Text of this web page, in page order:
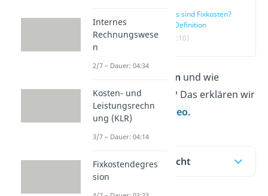
Was sind Fixkosten?
— Definition
(00:10)
Fixkosten und wie
berechnest du sie? Das erklären wir
dir hier und im
Video.
Inhaltsübersicht
Internes
Rechnungswese
n
2/7 – Dauer: 04:34
Kosten- und
Leistungsrechn
ung (KLR)
3/7 – Dauer: 04:14
Fixkostendegres
sion